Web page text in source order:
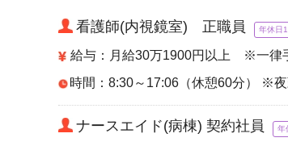
看護師(内視鏡室) 正職員 年休日
給与：月給30万1900円以上 ※一律
時間：8:30～17:06（休憩60分） ※
ナースエイド(病棟) 契約社員 年